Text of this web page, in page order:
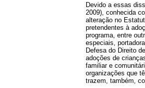
Devido a essas
2009), conhecida
alteração no
pretendentes à
programa, entre
especiais,
Defesa do Direito
adoções de
familiar e
organizações que
trazem, também,